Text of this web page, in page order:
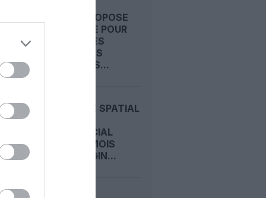
LA FAA PROPOSE
UNE RÈGLE POUR
LIMITER LES
DÉBRIS DES
VÉHICULES...
TOURISME SPATIAL
COMMERCIAL
CHAQUE MOIS
AVEC VIRGIN...